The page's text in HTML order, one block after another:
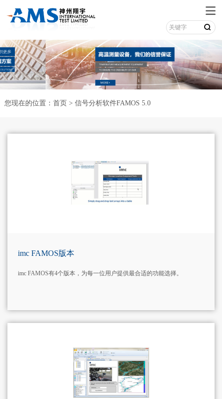

您现在的位置： 首页 > 信号分析软件FAMOS 5.0
imc FAMOS版本
imc FAMOS有4个版本，为每一位用户提供最合适的功能选择。
MORE+